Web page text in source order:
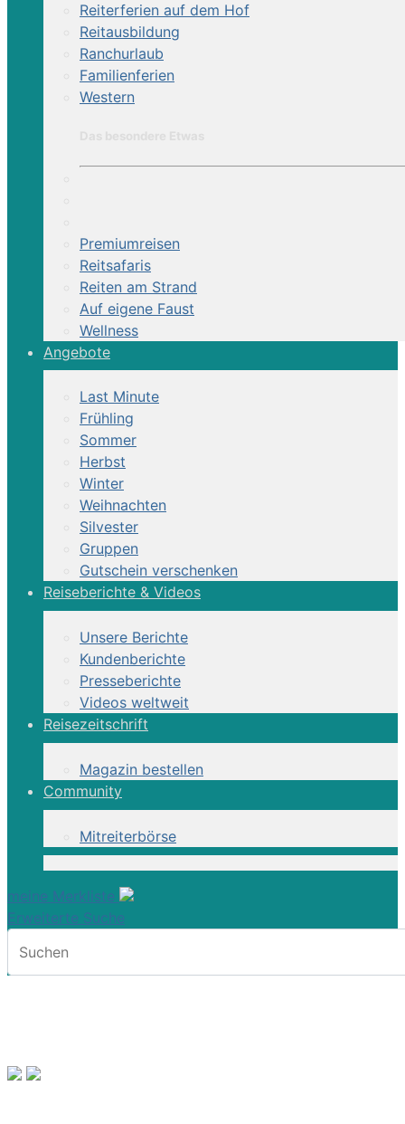
Reiterferien auf dem Hof
Reitausbildung
Ranchurlaub
Familienferien
Western
Premiumreisen
Reitsafaris
Reiten am Strand
Auf eigene Faust
Wellness
Angebote
Last Minute
Frühling
Sommer
Herbst
Winter
Weihnachten
Silvester
Gruppen
Gutschein verschenken
Reiseberichte & Videos
Unsere Berichte
Kundenberichte
Presseberichte
Videos weltweit
Reisezeitschrift
Magazin bestellen
Community
Mitreiterbörse
meine Merkliste
Erweiterte Suche